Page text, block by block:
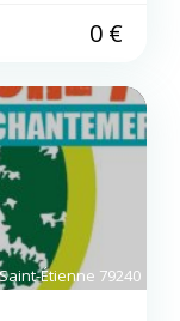
0 €
Étienne 79240